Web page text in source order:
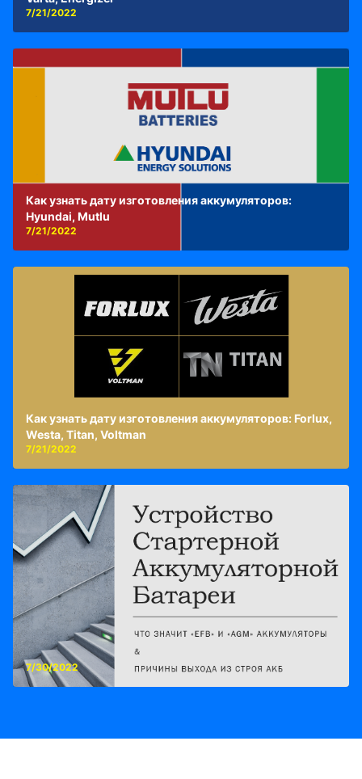
7/21/2022
Как узнать дату изготовления аккумуляторов:
Hyundai, Mutlu
7/21/2022
Как узнать дату изготовления аккумуляторов: Forlux,
Westa, Titan, Voltman
7/21/2022
7/30/2022